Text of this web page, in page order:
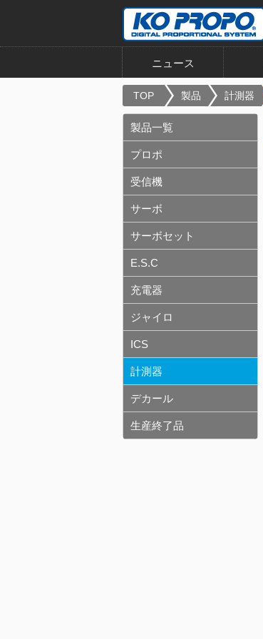
ニュース
TOP 製品 計測器
製品一覧
プロポ
受信機
サーボ
サーボセット
E.S.C
充電器
ジャイロ
ICS
計測器
デカール
生産終了品